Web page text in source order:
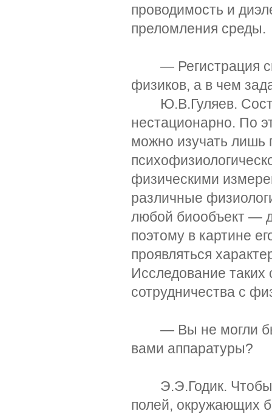
проводимость и
преломления среды.
— Регистрация
физиков, а в чем
Ю.В.Гуляев.
нестационарно. По
можно изучать лишь
физическими
различные
любой биообъект —
поэтому в картине
проявляться
Исследование таких
сотрудничества с
— Вы не могли бы
вами аппаратуры?
Э.Э.Годик. Чтобы
полей, окружающих